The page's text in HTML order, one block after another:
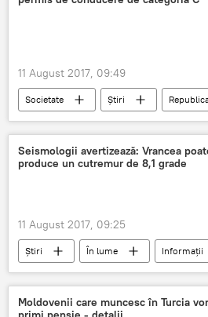
11 August 2017, 09:49
Societate Știri
Vulcănești
Armata Națională
permis
Seismologii avertizează: Vrancea
produce un cutremur de 8,1 grade
11 August 2017, 09:25
Știri În lume
Informații
România
cutremur
seismologi
Vrancea
Moldovenii care muncesc în Turcia vor